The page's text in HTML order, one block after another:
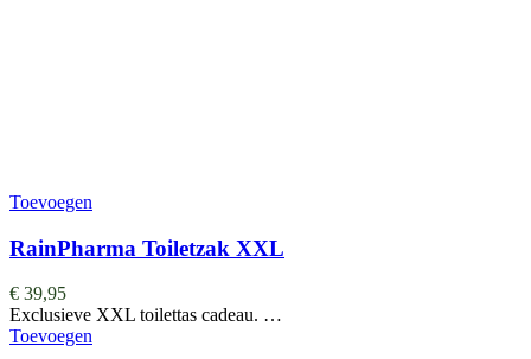
Toevoegen
RainPharma Toiletzak XXL
€ 39,95
Exclusieve XXL toilettas cadeau. …
Toevoegen